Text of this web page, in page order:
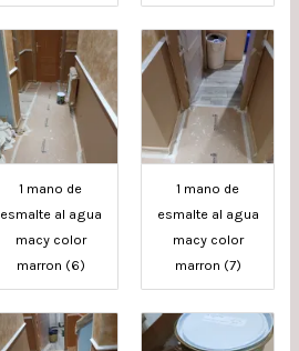
1 mano de
esmalte al agua
macy color
marron (6)
1 mano de
esmalte al agua
macy color
marron (7)